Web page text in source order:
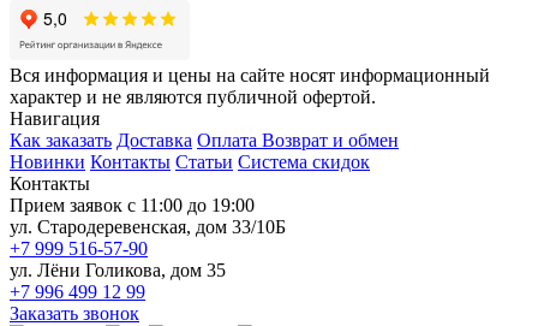
Вся информация и цены на сайте носят информационный
характер и не являются публичной офертой.
Навигация
Как заказать Доставка Оплата Возврат и обмен
Новинки Контакты Статьи Система скидок
Контакты
Прием заявок с 11:00 до 19:00
ул. Стародеревенская, дом 33/10Б
+7 999 516-57-90
ул. Лёни Голикова, дом 35
+7 996 499 12 99
Заказать звонок